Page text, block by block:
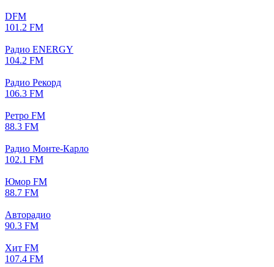
DFM
101.2 FM
Радио ENERGY
104.2 FM
Радио Рекорд
106.3 FM
Ретро FM
88.3 FM
Радио Монте-Карло
102.1 FM
Юмор FM
88.7 FM
Авторадио
90.3 FM
Хит FM
107.4 FM